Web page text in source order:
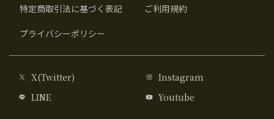
特定商取引法に基づく表記 ご利用規約
プライバシーポリシー
X(Twitter)
Instagram
LINE
Youtube